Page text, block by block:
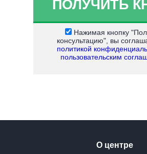
Нажимая кнопку
консультацию", вы
политикой
пользовательским
О центре